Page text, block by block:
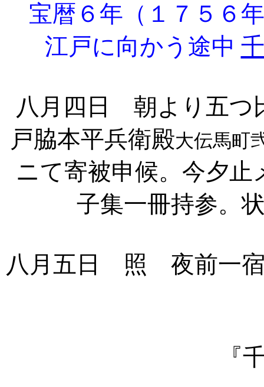
宝暦６年（１７５６
江戸に向かう途中
八月四日 朝より五つ
戸脇本平兵衛殿大伝馬町
ニて寄被申候。今夕
子集一冊持参。
八月五日 照 夜前一宿
『